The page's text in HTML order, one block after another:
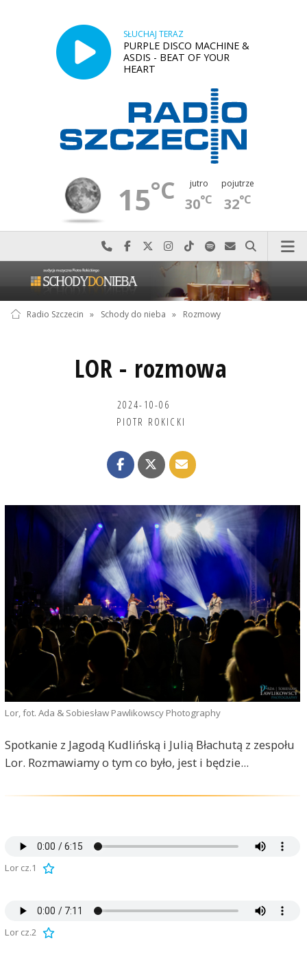
SŁUCHAJ TERAZ
PURPLE DISCO MACHINE &
ASDIS - BEAT OF YOUR
HEART
15°C jutro
30°C
pojutrze
32°C
Najlepiej po prostu do nas zadzwoń
Odwiedź nas na Facebook-u
Odwiedź nas na X
Odwiedź nas na Instagram-ie
Odwiedź nas na TikTok-u
Szukaj nas na Spotify
Wyślij do nas
Szukaj
Radio Szczecin » Schody do nieba » Rozmowy
LOR - rozmowa
2024-10-06
PIOTR ROKICKI
Lor, fot. Ada & Sobiesław Pawlikowscy Photography
Spotkanie z Jagodą Kudlińską i Julią Błachutą z zespołu
Lor. Rozmawiamy o tym co było, jest i będzie...
Lor cz.1
Lor cz.2